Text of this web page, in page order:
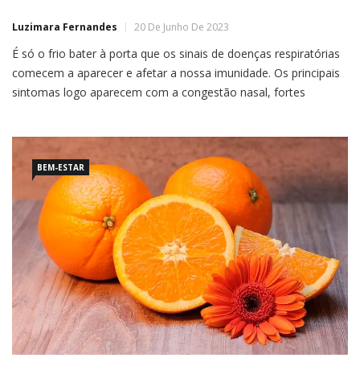
Luzimara Fernandes 20 De Junho De 2023
É só o frio bater à porta que os sinais de doenças respiratórias
comecem a aparecer e afetar a nossa imunidade. Os principais
sintomas logo aparecem com a congestão nasal, fortes
conversamos com o Dr. […]
BEM-ESTAR